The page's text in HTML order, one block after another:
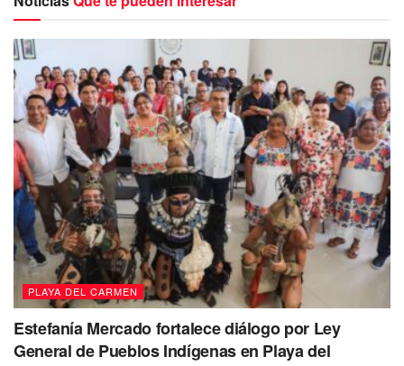
presentable y permitan la visibilidad”
Públicos Benny Millán.
PLAYA DEL CARMEN
Estefanía Mercado fortalece diálogo por Ley
General de Pueblos Indígenas en Playa del